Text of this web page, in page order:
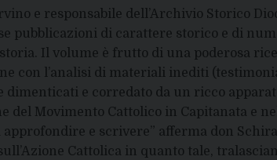
e responsabile dell’Archivio Storico
pubblicazioni di carattere storico e di
Il volume è frutto di una poderosa
con l’analisi di materiali inediti
dimenticati e corredato da un ricco
del Movimento Cattolico in Capitanata e
e scrivere” afferma don
Cattolica in quanto tale,